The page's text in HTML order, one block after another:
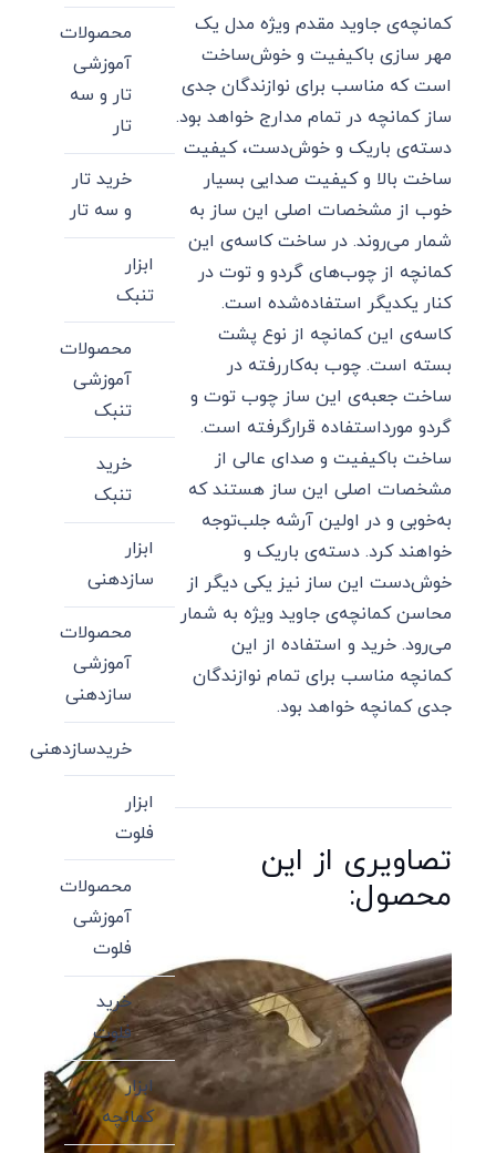
کمانچه‌ی جاوید مقدم ویژه مدل یک
مهر سازی باکیفیت و خوش‌ساخت
است که مناسب برای نوازندگان جدی
ساز کمانچه در تمام مدارج خواهد بود.
دسته‌ی باریک و خوش‌دست، کیفیت
ساخت بالا و کیفیت صدایی بسیار
خوب از مشخصات اصلی این ساز به
شمار می‌روند. در ساخت کاسه‌ی این
کمانچه از چوب‌های گردو و توت در
کنار یکدیگر استفاده‌شده است.
کاسه‌ی این کمانچه از نوع پشت
بسته است. چوب به‌کاررفته در
ساخت جعبه‌ی این ساز چوب توت و
گردو مورداستفاده قرارگرفته است.
ساخت باکیفیت و صدای عالی از
مشخصات اصلی این ساز هستند که
به‌خوبی و در اولین آرشه جلب‌توجه
خواهند کرد. دسته‌ی باریک و
خوش‌دست این ساز نیز یکی دیگر از
محاسن کمانچه‌ی جاوید ویژه به شمار
می‌رود. خرید و استفاده از این
کمانچه مناسب برای تمام نوازندگان
جدی کمانچه خواهد بود.
تصاویری از این
محصول:
محصولات
آموزشی
تار و سه
تار
خرید تار
و سه تار
ابزار
تنبک
محصولات
آموزشی
تنبک
خرید
تنبک
ابزار
سازدهنی
محصولات
آموزشی
سازدهنی
خریدسازدهنی
ابزار
فلوت
محصولات
آموزشی
فلوت
خرید
فلوت
ابزار
کمانچه